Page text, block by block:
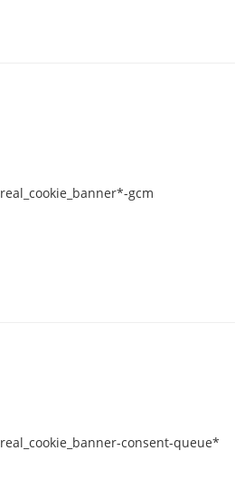
real_cookie_banner*-gcm
real_cookie_banner-consent-queue*